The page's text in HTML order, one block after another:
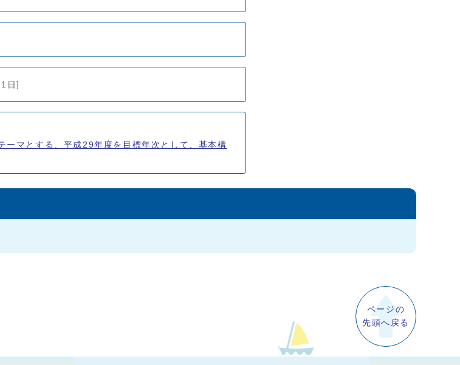
日]
マとする、平成29年度を目標年次として、基本構
ページの
先頭へ戻る